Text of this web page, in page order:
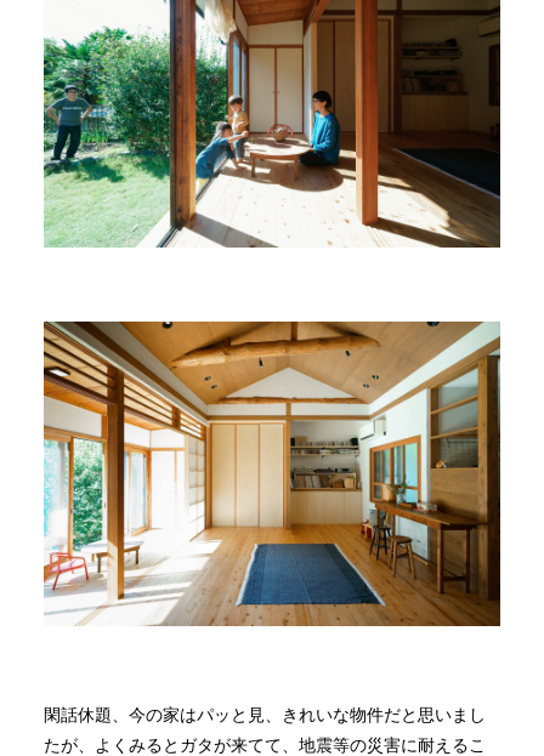
閑話休題、今の家はパッと見、きれいな物件だと思いまし
たが、よくみるとガタが来てて、地震等の災害に耐えるこ